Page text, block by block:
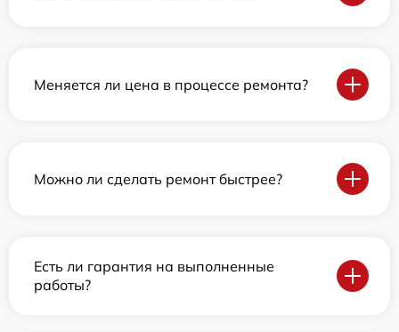
Меняется ли цена в процессе ремонта?
Можно ли сделать ремонт быстрее?
Есть ли гарантия на выполненные
работы?